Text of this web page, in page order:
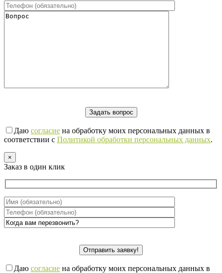
Даю согласие на обработку моих персональных данных в
соответствии с Политикой обработки персональных данных.
×
Заказ в один клик
Даю согласие на обработку моих персональных данных в